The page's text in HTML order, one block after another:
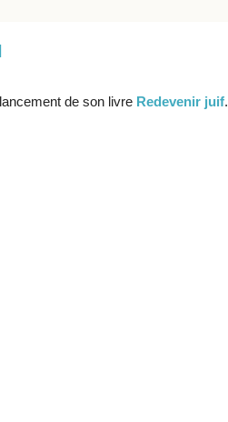
de son livre Redevenir juif.